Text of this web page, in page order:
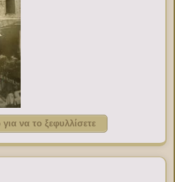
να το ξεφυλλίσετε